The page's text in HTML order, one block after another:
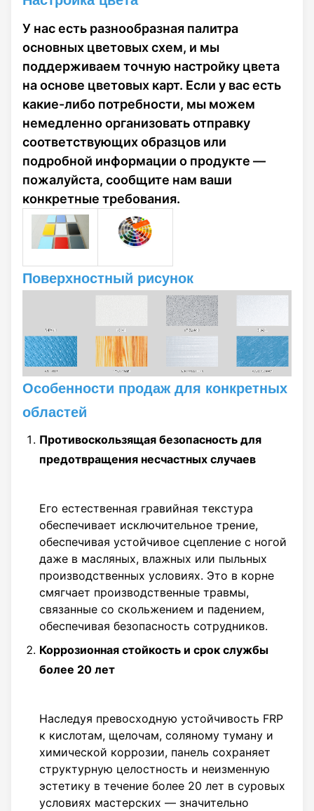
пространство
уникальным
природным
очарованием.
Благодаря
сочетанию
привлекательности и
долговечности,
декоративная панель
с текстурой гальки
из FRP широко
применима в
различных
сценариях: будь то
внутренняя отделка
зданий, интерьеры
транспортных
средств,
производство
мебельных
компонентов или
частичное
оформление
элегантность
пространства своей
уникальной
текстурной
отделкой. Между
тем, стабильные
характеристики
материала FRP
надежное
долгосрочное
единства
эстетического
выражения и
практической
функциональности.
У нас есть разнообразная палитра
основных цветовых схем, и мы
поддерживаем точную настройку цвета
на основе цветовых карт. Если у вас есть
какие-либо потребности, мы можем
немедленно организовать отправку
соответствующих образцов или
подробной информации о продукте —
пожалуйста, сообщите нам ваши
конкретные требования.
Поверхностный рисунок
Особенности продаж для конкретных
областей
Противоскользящая безопасность для
предотвращения несчастных случаев
Его естественная гравийная текстура
обеспечивает исключительное трение,
обеспечивая устойчивое сцепление с ногой
даже в масляных, влажных или пыльных
производственных условиях. Это в корне
смягчает производственные травмы,
связанные со скольжением и падением,
обеспечивая безопасность сотрудников.
Коррозионная стойкость и срок службы
более 20 лет
Наследуя превосходную устойчивость FRP
к кислотам, щелочам, соляному туману и
химической коррозии, панель сохраняет
структурную целостность и неизменную
эстетику в течение более 20 лет в суровых
условиях мастерских — значительно